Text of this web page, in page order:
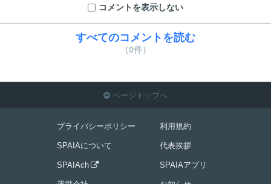
コメントを表示しない
すべてのコメントを読む
（0件）
 ページトップへ
プライバシーポリシー
SPAIAについて
SPAIAch 
利用規約
代表挨拶
SPAIAアプリ